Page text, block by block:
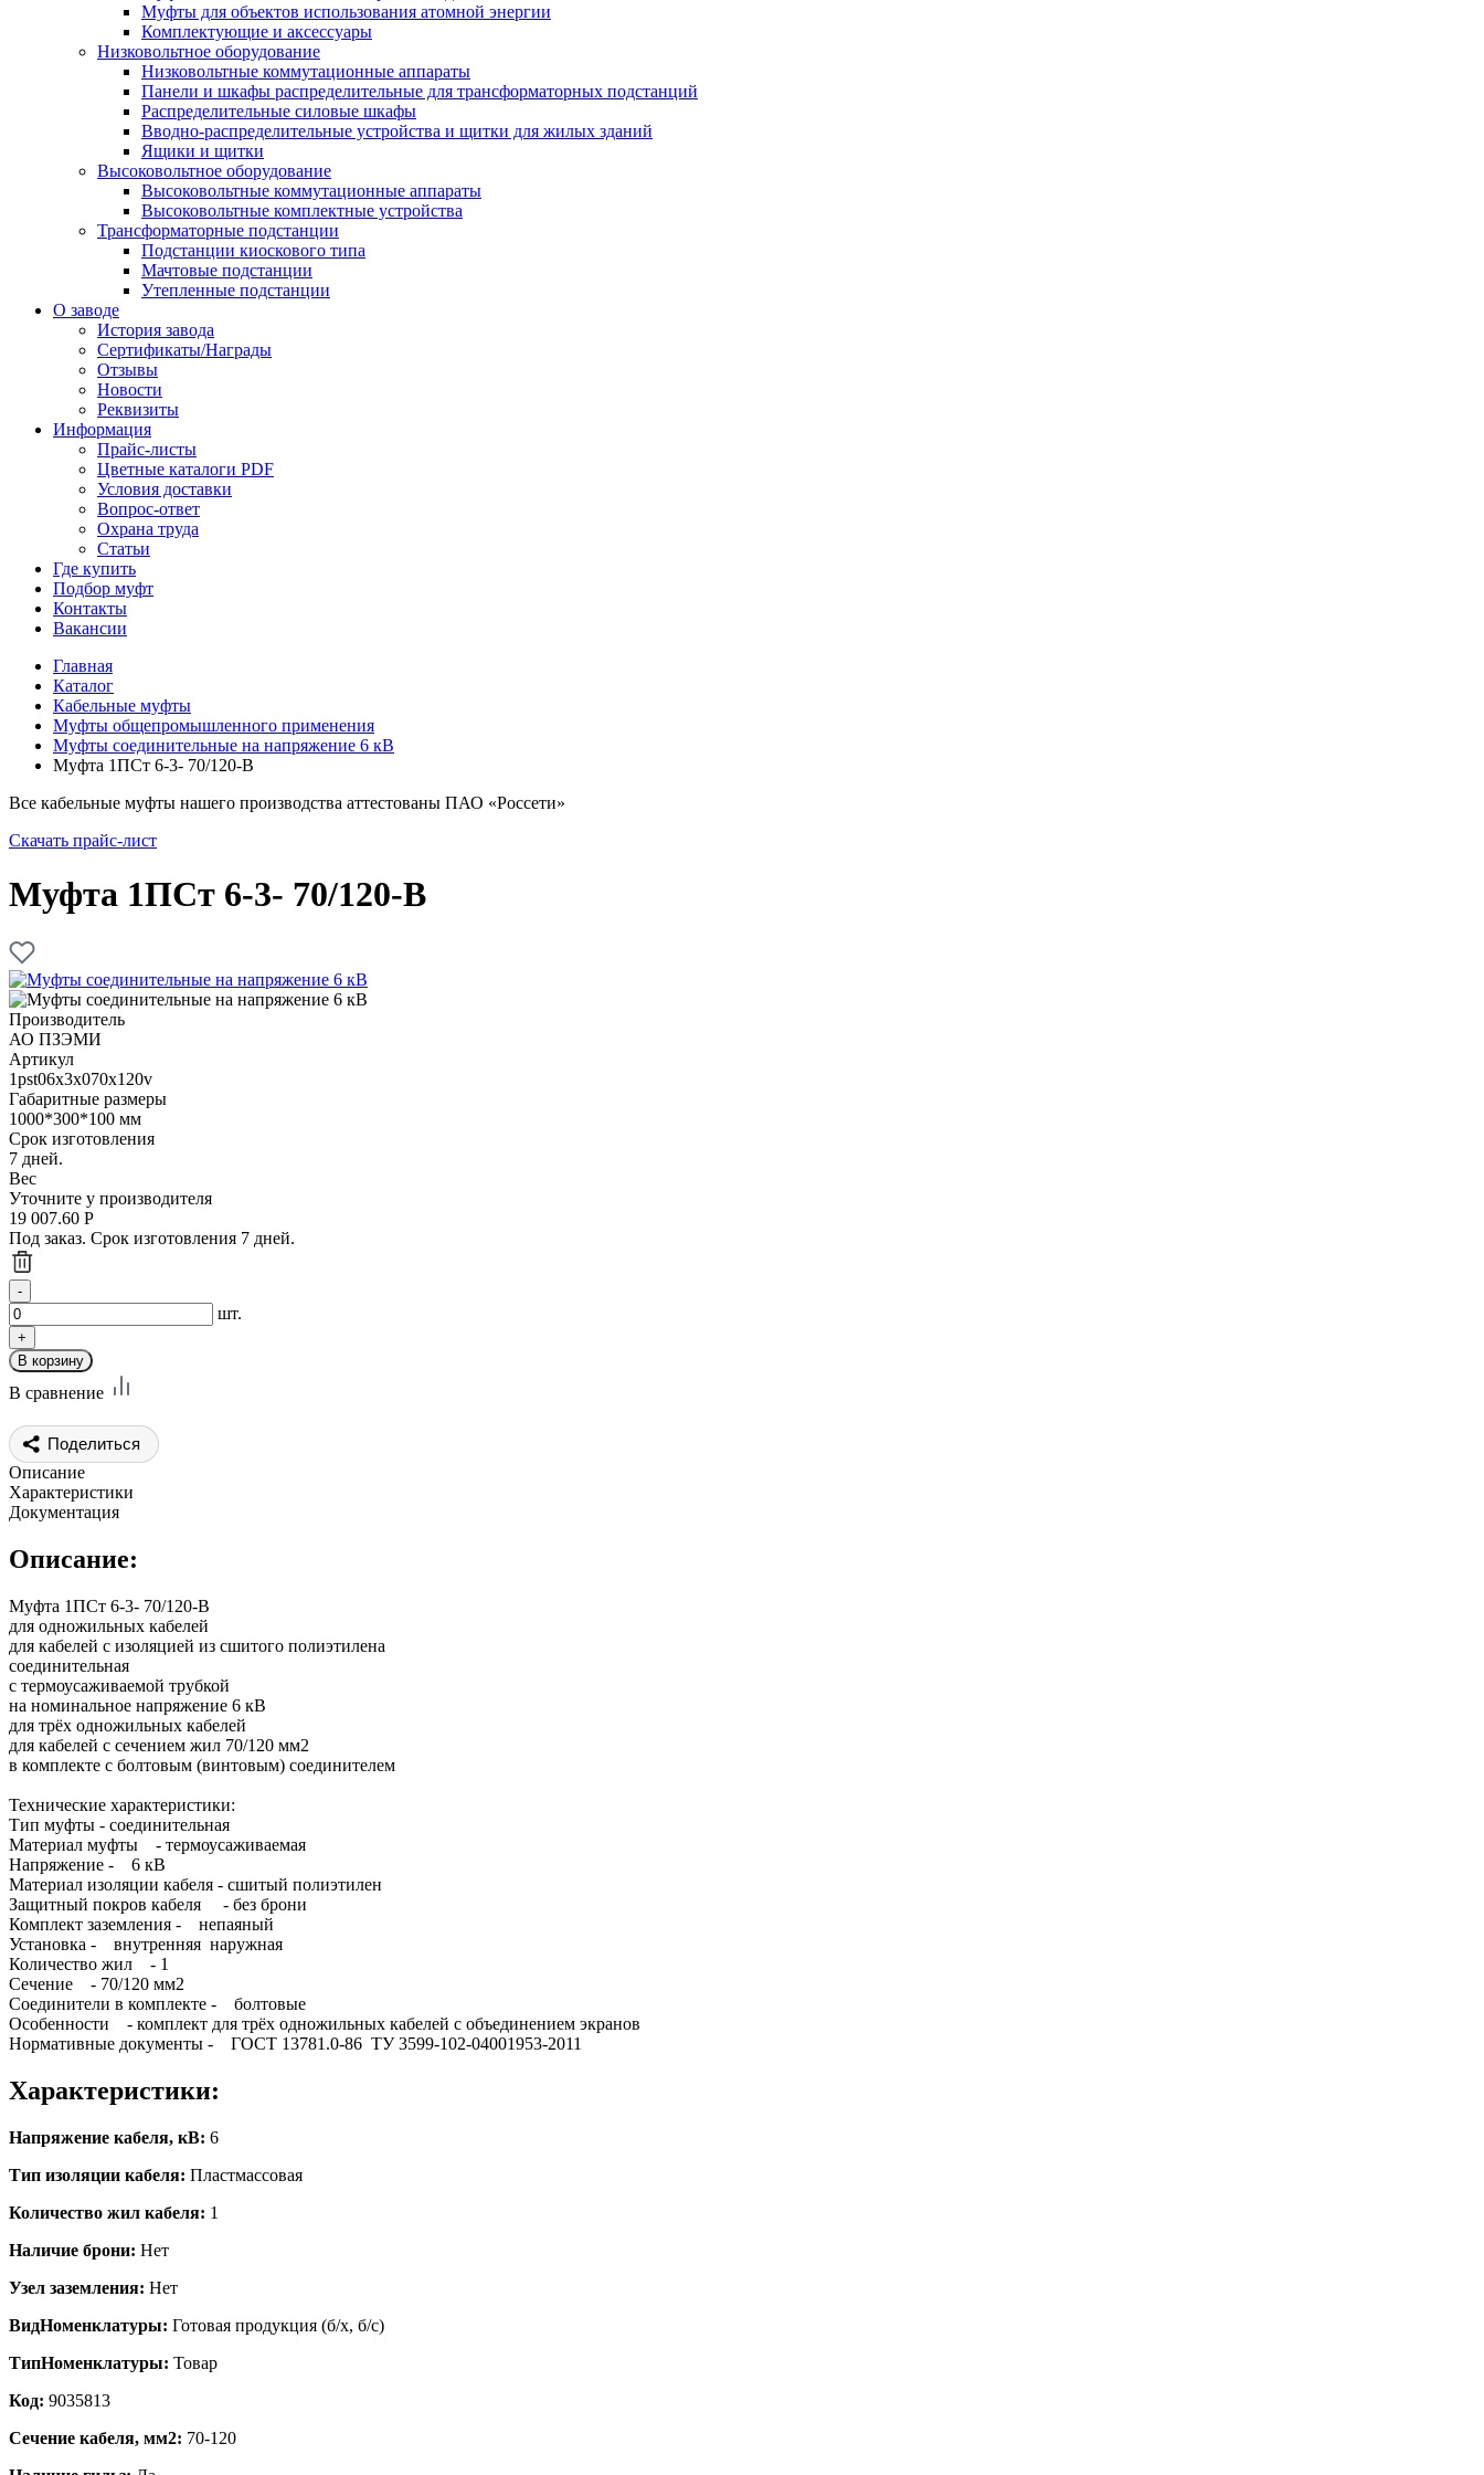
Муфты для объектов использования атомной энергии
Комплектующие и аксессуары
Низковольтное оборудование
Низковольтные коммутационные аппараты
Панели и шкафы распределительные для трансформаторных подстанций
Распределительные силовые шкафы
Вводно-распределительные устройства и щитки для жилых зданий
Ящики и щитки
Высоковольтное оборудование
Высоковольтные коммутационные аппараты
Высоковольтные комплектные устройства
Трансформаторные подстанции
Подстанции киоскового типа
Мачтовые подстанции
Утепленные подстанции
О заводе
История завода
Сертификаты/Награды
Отзывы
Новости
Реквизиты
Информация
Прайс-листы
Цветные каталоги PDF
Условия доставки
Вопрос-ответ
Охрана труда
Статьи
Где купить
Подбор муфт
Контакты
Вакансии
Главная
Каталог
Кабельные муфты
Муфты общепромышленного применения
Муфты соединительные на напряжение 6 кВ
Муфта 1ПСт 6-3- 70/120-В
Все кабельные муфты нашего производства аттестованы ПАО «Россети»
Скачать прайс-лист
Муфта 1ПСт 6-3- 70/120-В
Производитель
АО ПЗЭМИ
Артикул
1pst06x3x070x120v
Габаритные размеры
1000*300*100 мм
Срок изготовления
7 дней.
Вес
Уточните у производителя
19 007.60 Р
Под заказ. Срок изготовления 7 дней.
шт.
В сравнение
Поделиться
Описание
Характеристики
Документация
Описание:
Муфта 1ПСт 6-3- 70/120-В
для одножильных кабелей
для кабелей с изоляцией из сшитого полиэтилена
соединительная
с термоусаживаемой трубкой
на номинальное напряжение 6 кВ
для трёх одножильных кабелей
для кабелей с сечением жил 70/120 мм2
в комплекте с болтовым (винтовым) соединителем
Технические характеристики:
Тип муфты - соединительная
Материал муфты - термоусаживаемая
Напряжение - 6 кВ
Материал изоляции кабеля - сшитый полиэтилен
Защитный покров кабеля - без брони
Комплект заземления - непаяный
Установка - внутренняя наружная
Количество жил - 1
Сечение - 70/120 мм2
Соединители в комплекте - болтовые
Особенности - комплект для трёх одножильных кабелей с объединением экранов
Нормативные документы - ГОСТ 13781.0-86 ТУ 3599-102-04001953-2011
Характеристики:
Напряжение кабеля, кВ: 6
Тип изоляции кабеля: Пластмассовая
Количество жил кабеля: 1
Наличие брони: Нет
Узел заземления: Нет
ВидНоменклатуры: Готовая продукция (б/х, б/с)
ТипНоменклатуры: Товар
Код: 9035813
Сечение кабеля, мм2: 70-120